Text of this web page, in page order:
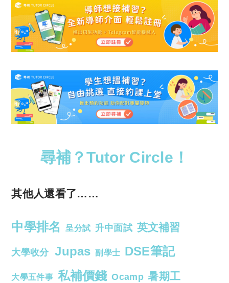
尋補？Tutor Circle！
其他人還看了……
中學排名 呈分試 升中面試 英文補習
大學收分 Jupas 副學士 DSE筆記
大學五件事 私補價錢 Ocamp 暑期工